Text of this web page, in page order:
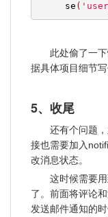
se (
此处偷了一
据具体项目细节写
5、收尾
还有个问题
接也需要加入
改消息状态。
这时候需要
了。前面将评论
发送邮件通知的